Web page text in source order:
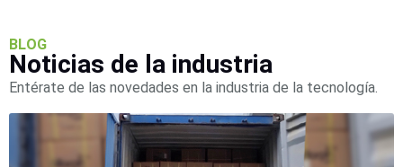
Cams
(Portátiles)Cámaras
Cams
Videoporteros
e
BLOG
Noticias de la industria
Entérate de las novedades en la industria de la tecnología.